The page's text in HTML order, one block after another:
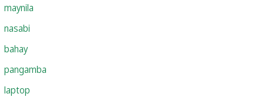
maynila
nasabi
bahay
pangamba
laptop